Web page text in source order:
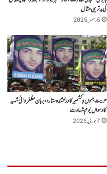
کی بدترین مثال
5 دسمبر, 2025
حریت جموں وِ کشمیر کا درخشندہ ستارہ، برہان مظفر وانی شہید
کا دسواں یومِ شہادت
7 جولائی, 2026